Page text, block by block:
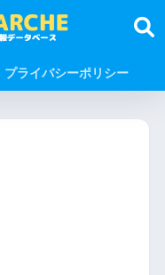
プライバシーポリシー